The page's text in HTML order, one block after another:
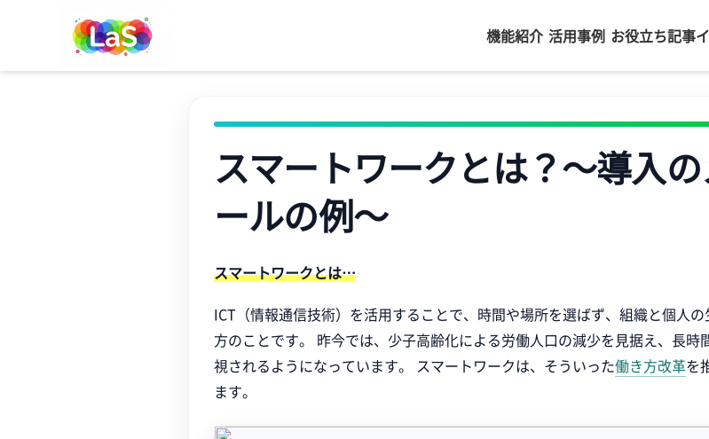
機能紹介 活用事例 お役立ち記事
スマートワークとは？～導入
ールの例～
スマートワークとは…
ICT（情報通信技術）を活用することで、時間や場所を選ばず、組織と個人
方のことです。 昨今では、少子高齢化による労働人口の減少を見据え、長
視されるようになっています。 スマートワークは、そういった働き方改革を
ます。